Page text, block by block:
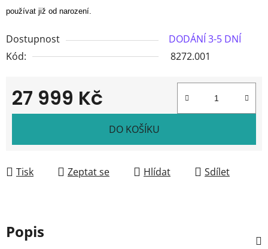
používat již od narození.
Dostupnost
DODÁNÍ 3-5 DNÍ
Kód:
8272.001
27 999 Kč
Měrná cena:
DO KOŠÍKU
Tisk Zeptat se Hlídat Sdílet
Popis